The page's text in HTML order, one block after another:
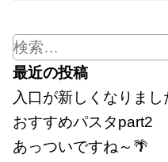
検
索:
最近の投稿
入口が新しくなりまし
おすすめパスタpart2
あっついですね～🌴